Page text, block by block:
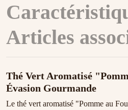
Articles
Thé Vert Aromatisé
Évasion Gourmande
Le thé vert aromatisé "Pomme au